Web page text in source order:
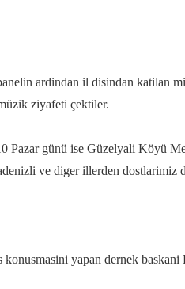
ardindan il disindan katilan
ziyafeti çektiler.
Pazar günü ise Güzelyali Köyü
ve diger illerden dostlarimiz
konusmasini yapan dernek